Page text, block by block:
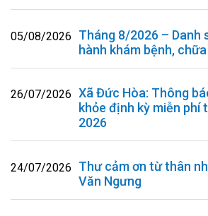
05/08/2026
Tháng 8/2026 – Danh
hành khám bệnh,
26/07/2026 Xã Đức Hòa: Thông
khỏe định kỳ miễn phí
2026
24/07/2026
Thư cảm ơn từ thân
Văn Ngưng